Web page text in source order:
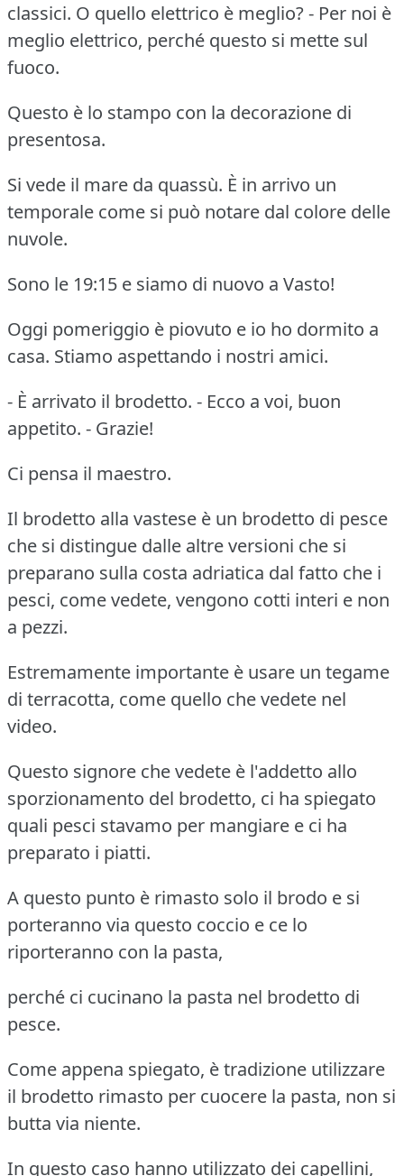
classici. O quello elettrico è meglio? - Per noi è
meglio elettrico, perché questo si mette sul
fuoco.
Questo è lo stampo con la decorazione di
presentosa.
Si vede il mare da quassù. È in arrivo un
temporale come si può notare dal colore delle
nuvole.
Sono le 19:15 e siamo di nuovo a Vasto!
Oggi pomeriggio è piovuto e io ho dormito a
casa. Stiamo aspettando i nostri amici.
- È arrivato il brodetto. - Ecco a voi, buon
appetito. - Grazie!
Ci pensa il maestro.
Il brodetto alla vastese è un brodetto di pesce
che si distingue dalle altre versioni che si
preparano sulla costa adriatica dal fatto che i
pesci, come vedete, vengono cotti interi e non
a pezzi.
Estremamente importante è usare un tegame
di terracotta, come quello che vedete nel
video.
Questo signore che vedete è l'addetto allo
sporzionamento del brodetto, ci ha spiegato
quali pesci stavamo per mangiare e ci ha
preparato i piatti.
A questo punto è rimasto solo il brodo e si
porteranno via questo coccio e ce lo
riporteranno con la pasta,
perché ci cucinano la pasta nel brodetto di
pesce.
Come appena spiegato, è tradizione utilizzare
il brodetto rimasto per cuocere la pasta, non si
butta via niente.
In questo caso hanno utilizzato dei capellini,